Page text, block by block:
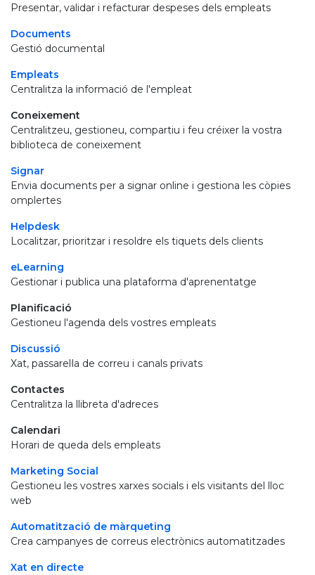
Presentar, validar i refacturar despeses dels empleats
Documents
Gestió documental
Empleats
Centralitza la informació de l'empleat
Coneixement
Centralitzeu, gestioneu, compartiu i feu créixer la vostra
biblioteca de coneixement
Signar
Envia documents per a signar online i gestiona les còpies
omplertes
Helpdesk
Localitzar, prioritzar i resoldre els tiquets dels clients
eLearning
Gestionar i publica una plataforma d'aprenentatge
Planificació
Gestioneu l'agenda dels vostres empleats
Discussió
Xat, passarel·la de correu i canals privats
Contactes
Centralitza la llibreta d'adreces
Calendari
Horari de queda dels empleats
Marketing Social
Gestioneu les vostres xarxes socials i els visitants del lloc
web
Automatització de màrqueting
Crea campanyes de correus electrònics automatitzades
Xat en directe